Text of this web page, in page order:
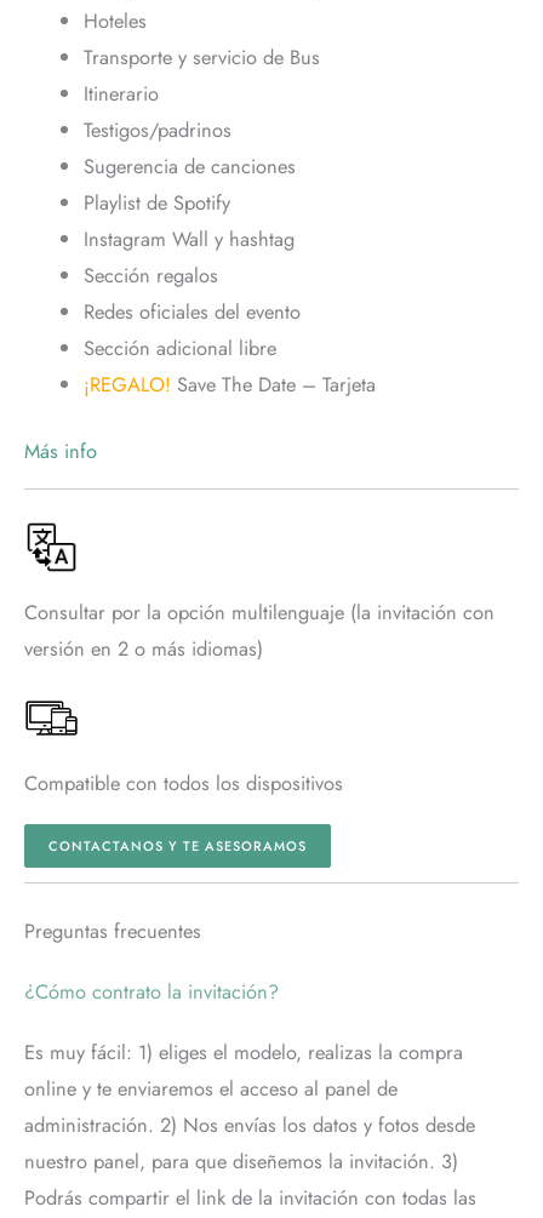
Hoteles
Transporte y servicio de Bus
Itinerario
Testigos/padrinos
Sugerencia de canciones
Playlist de Spotify
Instagram Wall y hashtag
Sección regalos
Redes oficiales del evento
Sección adicional libre
¡REGALO! Save The Date – Tarjeta
Más info
Consultar por la opción multilenguaje (la invitación con
versión en 2 o más idiomas)
Compatible con todos los dispositivos
CONTACTANOS Y TE ASESORAMOS
Preguntas frecuentes
¿Cómo contrato la invitación?
Es muy fácil: 1) eliges el modelo, realizas la compra
online y te enviaremos el acceso al panel de
administración. 2) Nos envías los datos y fotos desde
nuestro panel, para que diseñemos la invitación. 3)
Podrás compartir el link de la invitación con todas las